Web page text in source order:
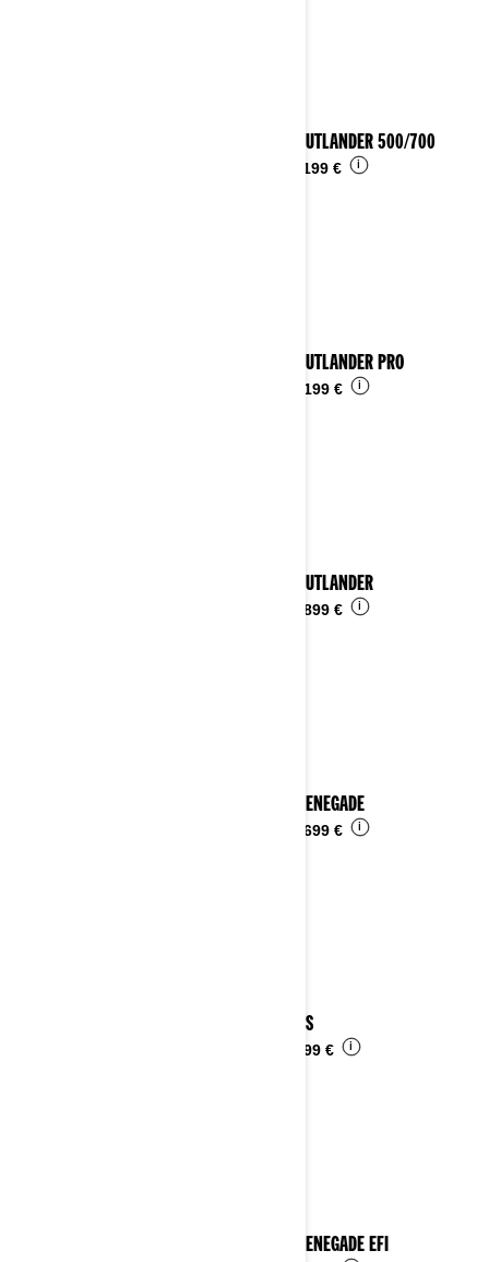
2024 OUTLANDER 500/700
11.199 € i
2024 OUTLANDER PRO
10.199 € i
2024 OUTLANDER
15.899 € i
2024 RENEGADE
14.699 € i
2024 DS
6.499 € i
2024 RENEGADE EFI